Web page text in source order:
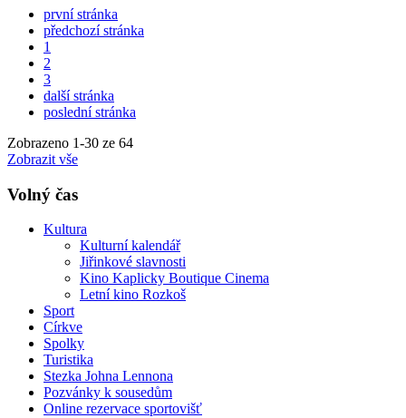
první stránka
předchozí stránka
1
2
3
další stránka
poslední stránka
Zobrazeno 1-30 ze 64
Zobrazit vše
Volný čas
Kultura
Kulturní kalendář
Jiřinkové slavnosti
Kino Kaplicky Boutique Cinema
Letní kino Rozkoš
Sport
Církve
Spolky
Turistika
Stezka Johna Lennona
Pozvánky k sousedům
Online rezervace sportovišť